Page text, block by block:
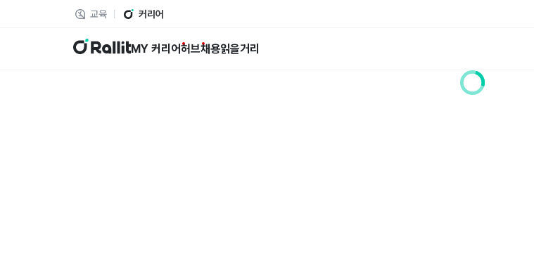
교육 커리어
랠릿 MY 커리어허브채용읽을거리